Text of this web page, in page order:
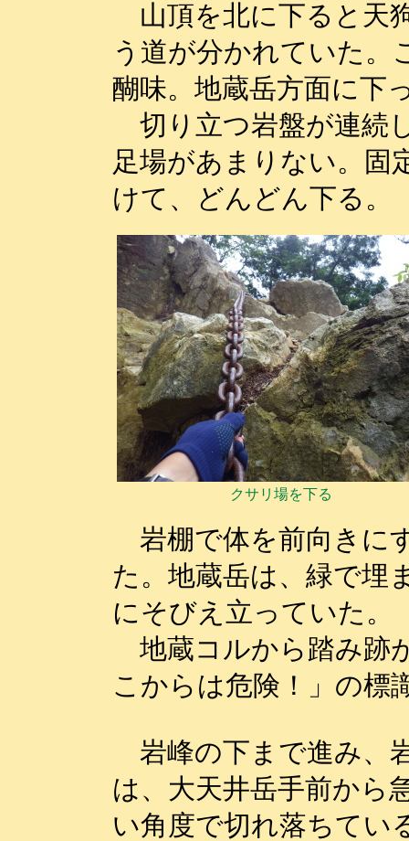
山頂を北に下ると天
う道が分かれていた。
醐味。地蔵岳方面に下
切り立つ岩盤が連続
足場があまりない。固
けて、どんどん下る。
クサリ場を下る
岩棚で体を前向きに
た。地蔵岳は、緑で埋
にそびえ立っていた。
地蔵コルから踏み跡
こからは危険！」の標
岩峰の下まで進み、
は、大天井岳手前から
い角度で切れ落ちてい